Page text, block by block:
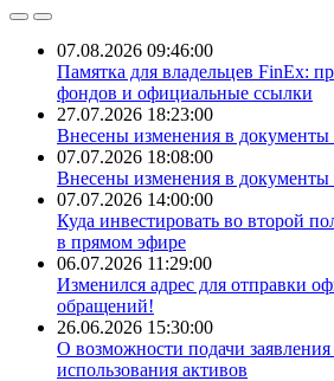
07.08.2026 09:46:00
Памятка для владельцев FinEx:
фондов и официальные ссылки
27.07.2026 18:23:00
Внесены изменения в
07.07.2026 18:08:00
Внесены изменения в
07.07.2026 14:00:00
​Куда инвестировать во второй
в прямом эфире
06.07.2026 11:29:00
Изменился адрес для отправки
обращений!
26.06.2026 15:30:00
О возможности подачи заявления
использования активов